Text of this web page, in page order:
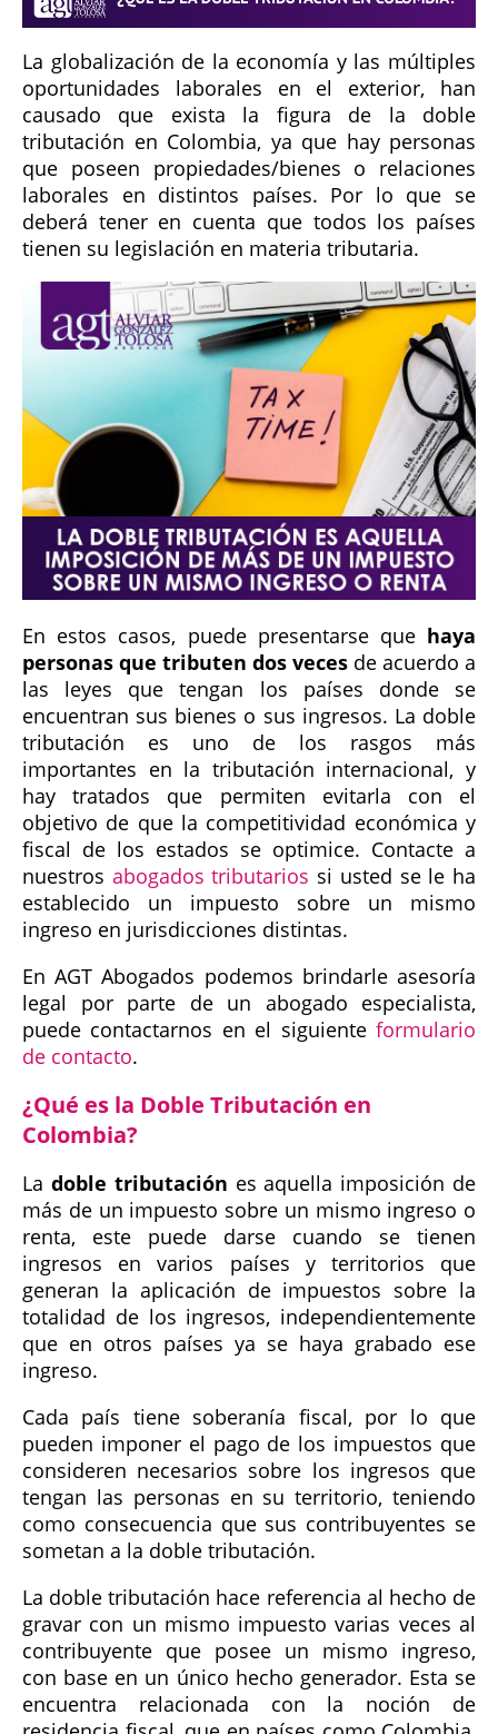
La globalización de la economía y las múltiples
oportunidades laborales en el exterior, han
causado que exista la figura de la doble
tributación en Colombia, ya que hay personas
que poseen propiedades/bienes o relaciones
laborales en distintos países. Por lo que se
deberá tener en cuenta que todos los países
tienen su legislación en materia tributaria.
En estos casos, puede presentarse que haya
personas que tributen dos veces de acuerdo a
las leyes que tengan los países donde se
encuentran sus bienes o sus ingresos. La doble
tributación es uno de los rasgos más
importantes en la tributación internacional, y
hay tratados que permiten evitarla con el
objetivo de que la competitividad económica y
fiscal de los estados se optimice. Contacte a
nuestros abogados tributarios si usted se le ha
establecido un impuesto sobre un mismo
ingreso en jurisdicciones distintas.
En AGT Abogados podemos brindarle asesoría
legal por parte de un abogado especialista,
puede contactarnos en el siguiente formulario
de contacto.
¿Qué es la Doble Tributación en
Colombia?
La doble tributación es aquella imposición de
más de un impuesto sobre un mismo ingreso o
renta, este puede darse cuando se tienen
ingresos en varios países y territorios que
generan la aplicación de impuestos sobre la
totalidad de los ingresos, independientemente
que en otros países ya se haya grabado ese
ingreso.
Cada país tiene soberanía fiscal, por lo que
pueden imponer el pago de los impuestos que
consideren necesarios sobre los ingresos que
tengan las personas en su territorio, teniendo
como consecuencia que sus contribuyentes se
sometan a la doble tributación.
La doble tributación hace referencia al hecho de
gravar con un mismo impuesto varias veces al
contribuyente que posee un mismo ingreso,
con base en un único hecho generador. Esta se
encuentra relacionada con la noción de